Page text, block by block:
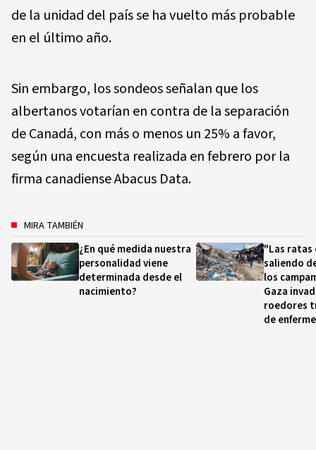
de la unidad del país se ha vuelto más probable
en el último año.
Sin embargo, los sondeos señalan que los
albertanos votarían en contra de la separación
de Canadá, con más o menos un 25% a favor,
según una encuesta realizada en febrero por la
firma canadiense Abacus Data.
MIRA TAMBIÉN
¿En qué medida nuestra
personalidad viene
determinada desde el
nacimiento?
"Las ratas
saliendo
los
Gaza
roedores
de